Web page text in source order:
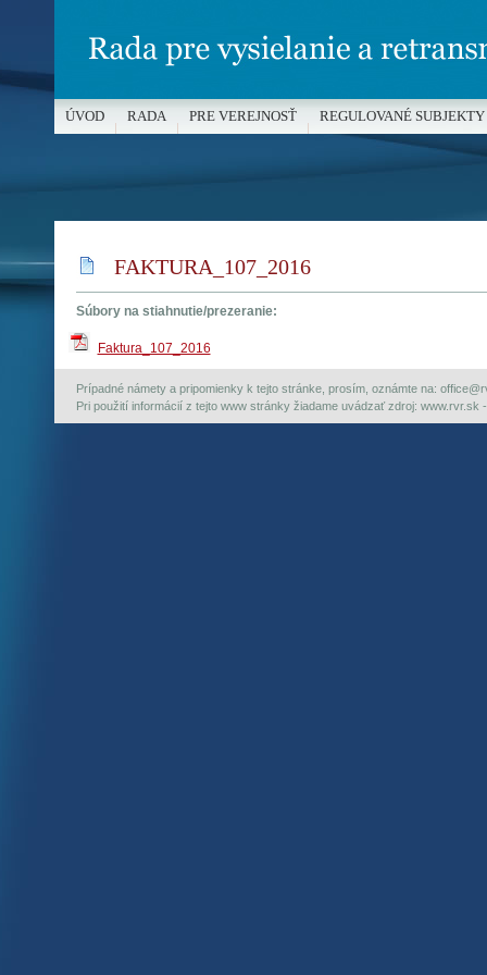
FAKTURA_107_2016
Súbory na stiahnutie/prezeranie:
Faktura_107_2016
Prípadné námety a pripomienky k tejto stránke, prosím, oznámte na:
Pri použití informácií z tejto www stránky žiadame uvádzať zdroj: www.rvr.sk
ÚVOD RADA PRE VEREJNOSŤ REGULOVANÉ SUBJEKTY